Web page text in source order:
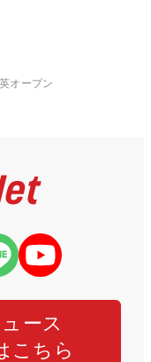
オープン
ース
こちら